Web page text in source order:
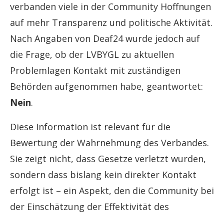
verbanden viele in der Community Hoffnungen
auf mehr Transparenz und politische Aktivität.
Nach Angaben von Deaf24 wurde jedoch auf
die Frage, ob der LVBYGL zu aktuellen
Problemlagen Kontakt mit zuständigen
Behörden aufgenommen habe, geantwortet:
Nein.
Diese Information ist relevant für die
Bewertung der Wahrnehmung des Verbandes.
Sie zeigt nicht, dass Gesetze verletzt wurden,
sondern dass bislang kein direkter Kontakt
erfolgt ist – ein Aspekt, den die Community bei
der Einschätzung der Effektivität des